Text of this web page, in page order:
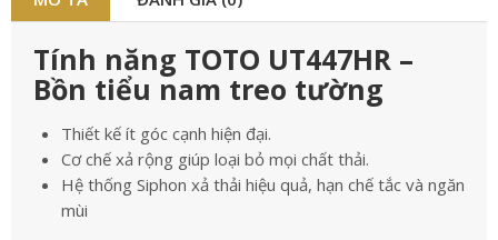
Tính năng TOTO UT447HR –
Bồn tiểu nam treo tường
Thiết kế ít góc cạnh hiện đại.
Cơ chế xả rộng giúp loại bỏ mọi chất thải.
Hệ thống Siphon xả thải hiệu quả, hạn chế tắc và ngăn
mùi